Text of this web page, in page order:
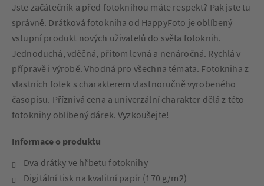
Jste začátečník a před fotoknihou máte respekt? Pak jste tu
správně. Drátková fotokniha od HappyFoto je oblíbený
vstupní produkt nových uživatelů do světa fotoknih.
Jednoduchá, vděčná, přitom levná a nenáročná. Rychlá v
přípravě i výrobě. Vhodná pro všechna témata. Fotokniha z
vlastních fotek s charakterem vlastnoručně vyrobeného
časopisu. Příznivá cena a univerzální charakter dělá z této
fotoknihy oblíbený dárek. Vyzkoušejte!
Informace o produktu
Dva drátky ve hřbetu fotoknihy
Digitální tisk na kvalitní papír (170 g/m2)